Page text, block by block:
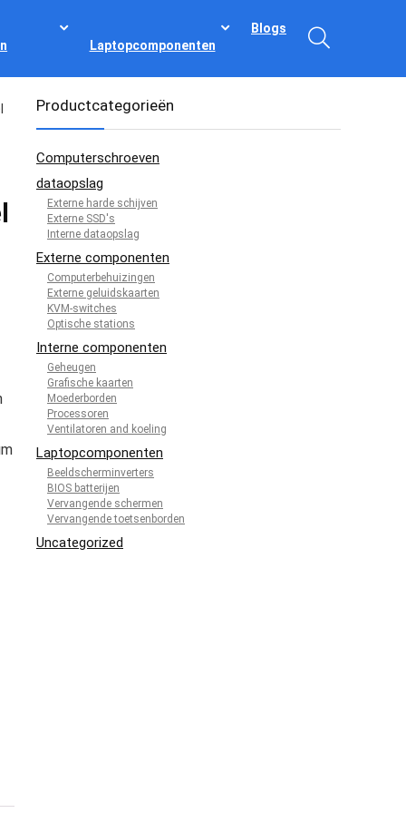
Laptopcomponenten
Blogs
Productcategorieën
Computerschroeven
dataopslag
Externe harde schijven
Externe SSD's
Interne dataopslag
Externe componenten
Computerbehuizingen
Externe geluidskaarten
KVM-switches
Optische stations
Interne componenten
Geheugen
Grafische kaarten
Moederborden
Processoren
Ventilatoren and koeling
Laptopcomponenten
Beeldscherminverters
BIOS batterijen
Vervangende schermen
Vervangende toetsenborden
Uncategorized